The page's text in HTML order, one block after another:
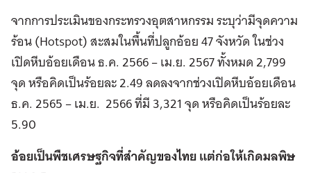
จากการประเมินของกระทรวงอุตสาหกรรม ระบุว่ามีจุดความ
ร้อน (Hotspot) สะสมในพื้นที่ปลูกอ้อย 47 จังหวัด ในช่วง
เปิดหีบอ้อยเดือน ธ.ค. 2566 – เม.ย. 2567 ทั้งหมด 2,799
จุด หรือคิดเป็นร้อยละ 2.49 ลดลงจากช่วงเปิดหีบอ้อยเดือน
ธ.ค. 2565 – เม.ย. 2566 ที่มี 3,321 จุด หรือคิดเป็นร้อยละ
5.90
อ้อยเป็นพืชเศรษฐกิจที่สำคัญของไทย แต่ก่อให้เกิดมลพิษ